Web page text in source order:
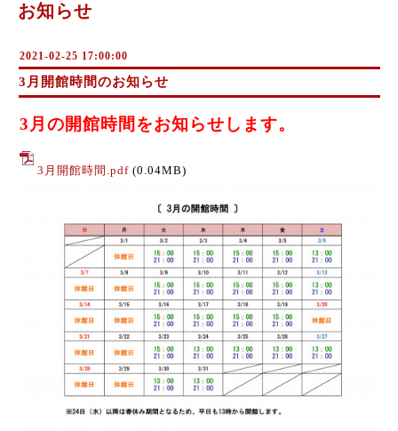
お知らせ
2021-02-25 17:00:00
3月開館時間のお知らせ
3月の開館時間をお知らせします。
3月開館時間.pdf (0.04MB)